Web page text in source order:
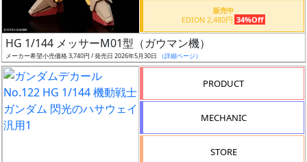
再
販
月
販売中
EDION 2,480円 34%Off
HG 1/144 メッサーM01型（ガウマン機）
メーカー希望小売価格 3,740円 / 発売日 2026年5月30日 （詳細ページ）
PRODUCT
MECHANIC
STORE